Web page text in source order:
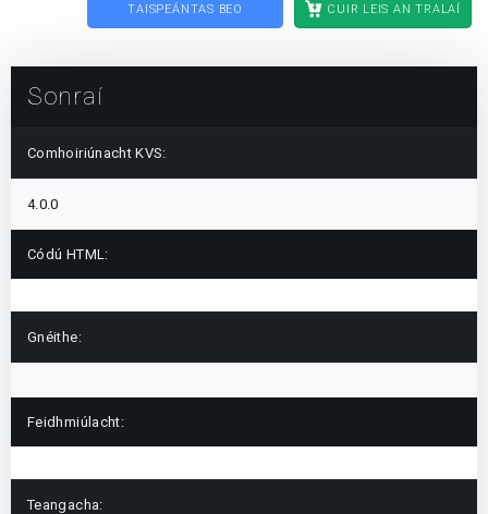
TAISPEÁNTAS BEO CUIR LEIS AN TRALAÍ
Sonraí
Comhoiriúnacht KVS:
4.0.0
Códú HTML:
Gnéithe:
Feidhmiúlacht:
Teangacha: